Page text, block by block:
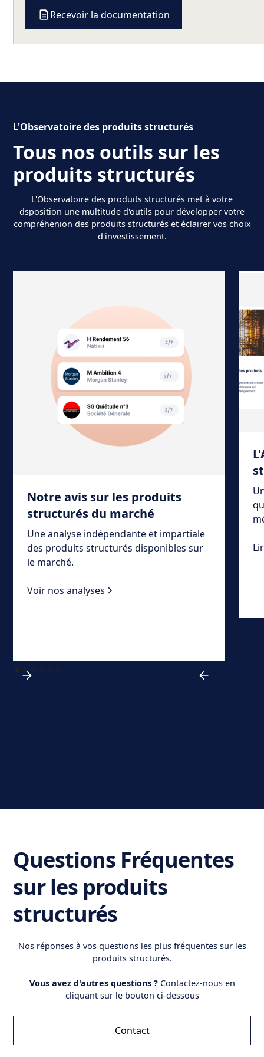
Recevoir la documentation
L'Observatoire des produits structurés
Tous nos outils sur les
produits structurés
L'Observatoire des produits structurés met à votre
dsposition une multitude d'outils pour développer votre
compréhenion des produits structurés et éclairer vos choix
d'investissement.
Notre avis sur les produits
structurés du marché
Une analyse indépendante et impartiale
des produits structurés disponibles sur
le marché.
Voir nos analyses
Questions Fréquentes
sur les produits
structurés
Nos réponses à vos questions les plus fréquentes sur les
produits structurés.
Vous avez d'autres questions ? Contactez-nous en
cliquant sur le bouton ci-dessous
Contact